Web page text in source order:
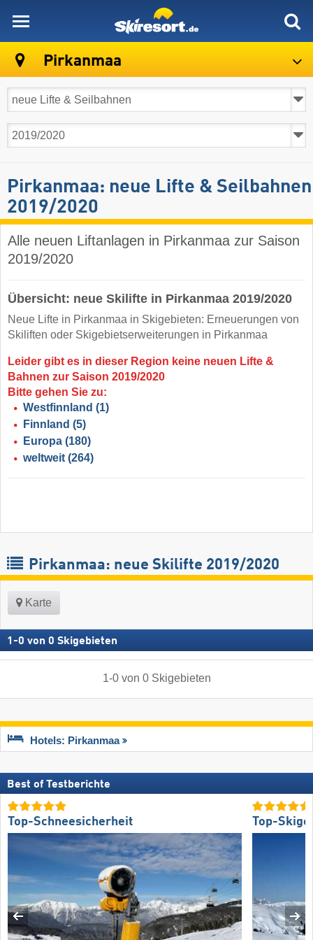
Pirkanmaa
Pirkanmaa: neue Lifte & Seilbahnen
2019/2020
Alle neuen Liftanlagen in Pirkanmaa zur Saison
2019/2020
Übersicht: neue Skilifte in Pirkanmaa 2019/2020
Neue Lifte in Pirkanmaa in Skigebieten: Erneuerungen von
Skiliften oder Skigebietserweiterungen in Pirkanmaa
Leider gibt es in dieser Region keine neuen Lifte &
Bahnen zur Saison 2019/2020
Bitte gehen Sie zu:
Westfinnland (1)
Finnland (5)
Europa (180)
weltweit (264)
Pirkanmaa: neue Skilifte 2019/2020
Karte
1 -0 von 0 Skigebieten
1-0von 0 Skigebieten
Hotels: Pirkanmaa
Best of Testberichte
Top-Schneesicherheit Top-